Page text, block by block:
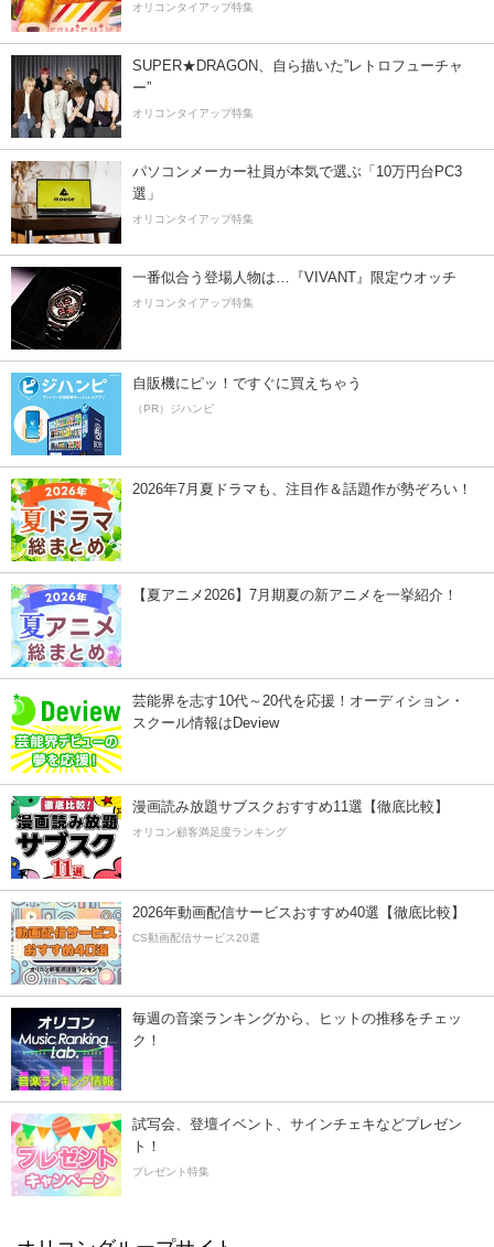
オリコンタイアップ特集
SUPER★DRAGON、自ら描いた”レトロフューチャ
ー”
オリコンタイアップ特集
パソコンメーカー社員が本気で選ぶ「10万円台PC3
選」
オリコンタイアップ特集
一番似合う登場人物は…『VIVANT』限定ウオッチ
オリコンタイアップ特集
自販機にピッ！ですぐに買えちゃう
（PR）ジハンピ
2026年7月夏ドラマも、注目作＆話題作が勢ぞろい！
【夏アニメ2026】7月期夏の新アニメを一挙紹介！
芸能界を志す10代～20代を応援！オーディション・
スクール情報はDeview
漫画読み放題サブスクおすすめ11選【徹底比較】
オリコン顧客満足度ランキング
2026年動画配信サービスおすすめ40選【徹底比較】
CS動画配信サービス20選
毎週の音楽ランキングから、ヒットの推移をチェッ
ク！
試写会、登壇イベント、サインチェキなどプレゼン
ト！
プレゼント特集